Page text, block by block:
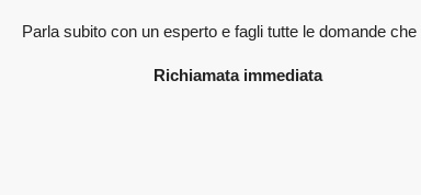
Parla subito con un esperto e faglitutte le domande che
Richiamata immediata